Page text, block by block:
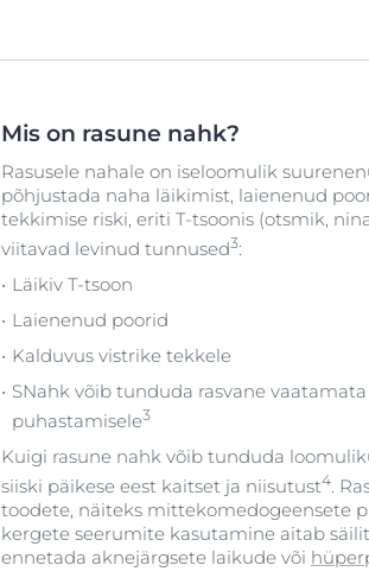
Mis on rasune nahk?
Rasusele nahale on iseloomulik
põhjustada naha läikimist, laienenud
tekkimise riski, eriti T-tsoonis (otsmik,
viitavad levinud tunnused3:
Läikiv T-tsoon
Laienenud poorid
Kalduvus vistrike tekkele
SNahk võib tunduda rasvane
puhastamisele3
Kuigi rasune nahk võib tunduda
siiski päikese eest kaitset ja niisutust4.
toodete, näiteks mittekomedogeensete
kergete seerumite kasutamine aitab
ennetada aknejärgsete laikude või